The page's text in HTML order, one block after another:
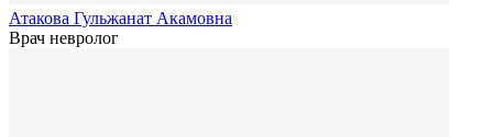
Атакова Гульжанат Акамовна
Врач невролог